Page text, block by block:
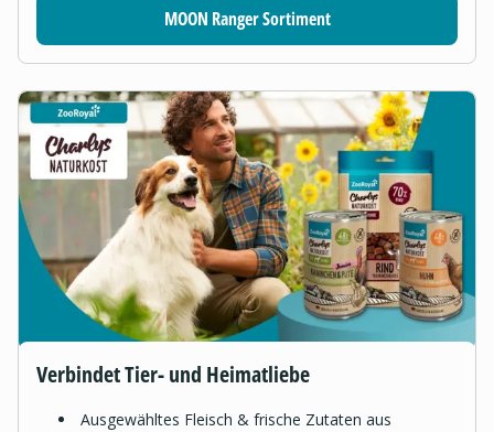
MOON Ranger Sortiment
Verbindet Tier- und Heimatliebe
Ausgewähltes Fleisch & frische Zutaten aus